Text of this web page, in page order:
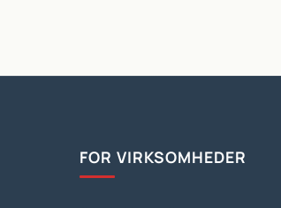
FOR VIRKSOMHEDER